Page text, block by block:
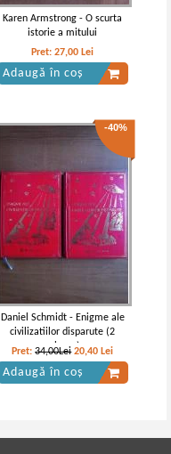
Karen Armstrong - O scurta
istorie a mitului
Pret:27,00 Lei
Adaugă în coș
-40%
Daniel Schmidt - Enigme ale
civilizatiilor disparute (2
volume)
Pret:34,00Lei 20,40 Lei
Adaugă în coș